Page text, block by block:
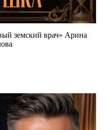
земский врач» Арина